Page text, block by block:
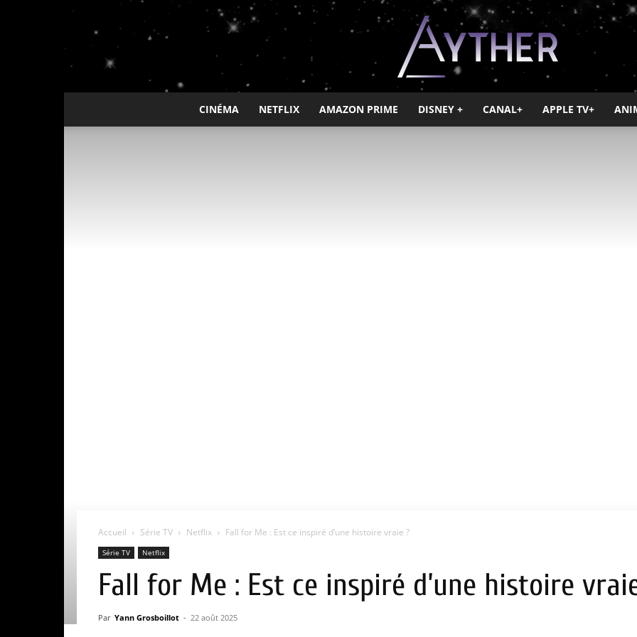
Ayther
CINÉMA NETFLIX AMAZON PRIME DISNEY + CANAL+ APPLE TV+
Accueil Série TV Netflix Fall for Me : Est ce inspiré d’une histoire vraie ?
Série TV Netflix
Fall for Me : Est ce inspiré d’une histoire
Par Yann Grosboillot - 22 août 2025